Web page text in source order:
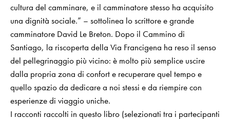
cultura del camminare, e il camminatore stesso ha acquisito
una dignità sociale.” – sottolinea lo scrittore e grande
camminatore David Le Breton. Dopo il Cammino di
Santiago, la riscoperta della Via Francigena ha reso il senso
del pellegrinaggio più vicino: è molto più semplice uscire
dalla propria zona di confort e recuperare quel tempo e
quello spazio da dedicare a noi stessi e da riempire con
esperienze di viaggio uniche.
I racconti raccolti in questo libro (selezionati tra i partecipanti